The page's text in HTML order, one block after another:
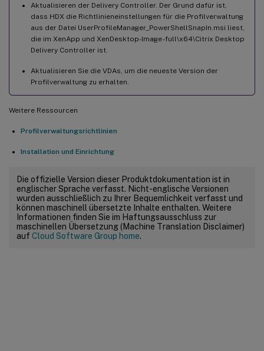
Aktualisieren der Delivery Controller. Der Grund dafür ist,
dass HDX die Richtlinieneinstellungen für die Profilverwaltung
aus der Datei UserProfileManager_PowerShellSnapIn.msi liest,
die im XenApp und XenDesktop-Image -full\x64\Citrix Desktop
Delivery Controller ist.
Aktualisieren Sie die VDAs, um die neueste Version der
Profilverwaltung zu erhalten.
Weitere Ressourcen
Profilverwaltungsrichtlinien
Installation und Einrichtung
Die offizielle Version dieser Produktdokumentation ist in
englischer Sprache verfasst. Nicht-englische Versionen
wurden ausschließlich zu Ihrer Bequemlichkeit verfasst und
können maschinell übersetzte Inhalte enthalten. Weitere
Informationen finden Sie im Haftungsausschluss zur
maschinellen Übersetzung (Machine Translation Disclaimer)
auf Cloud Software Group home.